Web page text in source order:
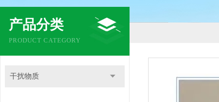
产品分类
PRODUCT CATEGORY
干扰物质